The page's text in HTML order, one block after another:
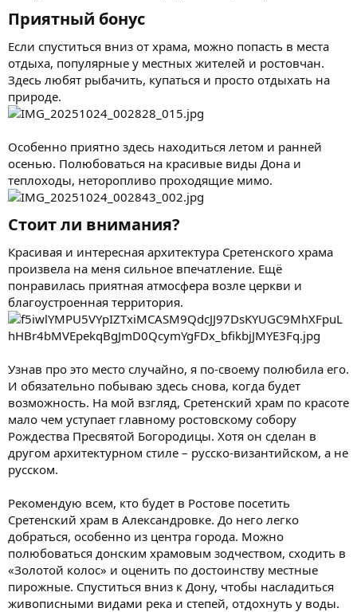
Приятный бонус​
Если спуститься вниз от храма, можно попасть в места
отдыха, популярные у местных жителей и ростовчан.
Здесь любят рыбачить, купаться и просто отдыхать на
природе.
Особенно приятно здесь находиться летом и ранней
осенью. Полюбоваться на красивые виды Дона и
теплоходы, неторопливо проходящие мимо.
Стоит ли внимания?​
Красивая и интересная архитектура Сретенского храма
произвела на меня сильное впечатление. Ещё
понравилась приятная атмосфера возле церкви и
благоустроенная территория.
Узнав про это место случайно, я по-своему полюбила его.
И обязательно побываю здесь снова, когда будет
возможность. На мой взгляд, Сретенский храм по красоте
мало чем уступает главному ростовскому собору
Рождества Пресвятой Богородицы. Хотя он сделан в
другом архитектурном стиле – русско-византийском, а не
русском.
Рекомендую всем, кто будет в Ростове посетить
Сретенский храм в Александровке. До него легко
добраться, особенно из центра города. Можно
полюбоваться донским храмовым зодчеством, сходить в
«Золотой колос» и оценить по достоинству местные
пирожные. Спуститься вниз к Дону, чтобы насладиться
живописными видами река и степей, отдохнуть у воды.